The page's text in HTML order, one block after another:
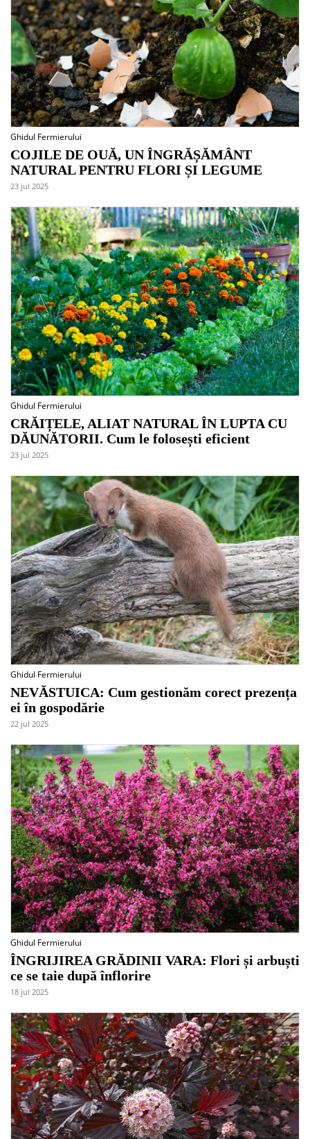
Ghidul Fermierului
COJILE DE OUĂ, UN ÎNGRĂȘĂMÂNT
NATURAL PENTRU FLORI ȘI LEGUME
23 jul 2025
Ghidul Fermierului
CRĂIȚELE, ALIAT NATURAL ÎN LUPTA CU
DĂUNĂTORII. Cum le folosești eficient
23 jul 2025
Ghidul Fermierului
NEVĂSTUICA: Cum gestionăm corect prezența
ei în gospodărie
22 jul 2025
Ghidul Fermierului
ÎNGRIJIREA GRĂDINII VARA: Flori și arbuști
ce se taie după înflorire
18 jul 2025